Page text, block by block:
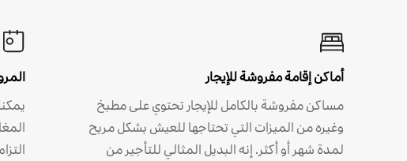
أماكن إقامة مفروشة للإيجار
مساكن مفروشة بالكامل للإيجار تحتوي على مطبخ
وغيره من الميزات التي تحتاجها للعيش بشكل مريح
لمدة شهر أو أكثر. إنه البديل المثالي للتأجير من